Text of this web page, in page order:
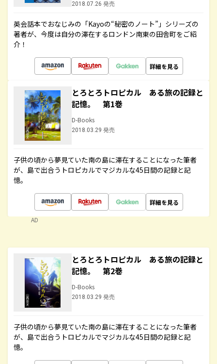
2018.07.26 発売
英会話本でおなじみの「Kayoの“秘密のノート”」シリーズの
著者が、今度は自分の滞在するロンドン南東の田舎町をご紹
介！
詳細を見る
とろとろトロピカル ある旅の記録と
記憶。 第1巻
D-Books
2018.03.29 発売
子供の頃から夢見ていた南の島に滞在することになった筆者
が、島で出合うトロピカルでマジカルな45日間の記録と記
憶。
詳細を見る
AD
とろとろトロピカル ある旅の記録と
記憶。 第2巻
D-Books
2018.03.29 発売
子供の頃から夢見ていた南の島に滞在することになった筆者
が、島で出合うトロピカルでマジカルな45日間の記録と記
憶。